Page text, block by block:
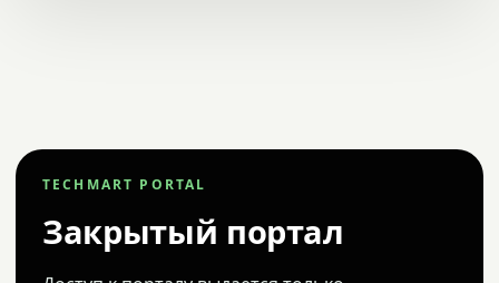
TECHMART PORTAL
Закрытый портал